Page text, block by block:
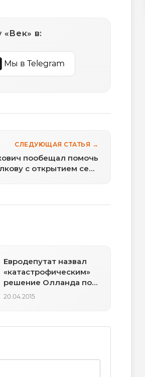
«Век» в:
Мы в Telegram
СЛЕДУЮЩАЯ СТАТЬЯ →
пообещал помочь
с открытием сети
Евродепутат назвал
«катастрофическим»
решение Олланда по
«Мистралям»
20.04.2015